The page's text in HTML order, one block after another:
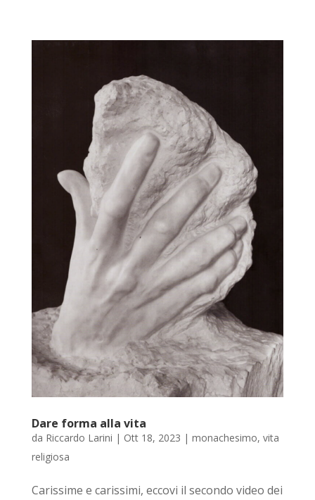
Dare forma alla vita
da Riccardo Larini | Ott 18, 2023 | monachesimo, vita
religiosa
Carissime e carissimi, eccovi il secondo video dei